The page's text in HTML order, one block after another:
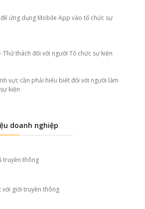
ứng dụng Mobile App vào tổ chức sự
Thử thách đối với người Tổ chức sự kiện
vực cần phải hiểu biết đối với người làm
kiện
doanh nghiệp
truyền thông
với giới truyền thông